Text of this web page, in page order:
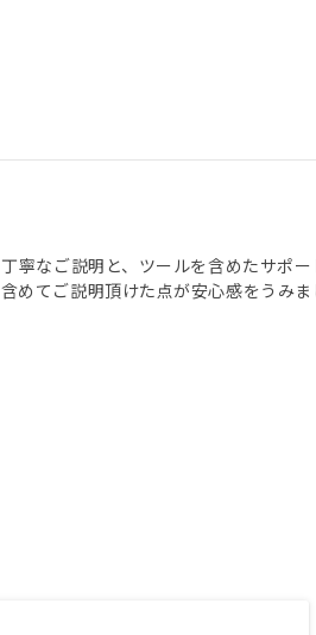
寧なご説明と、ツールを含めたサポ
めてご説明頂けた点が安心感をうみ